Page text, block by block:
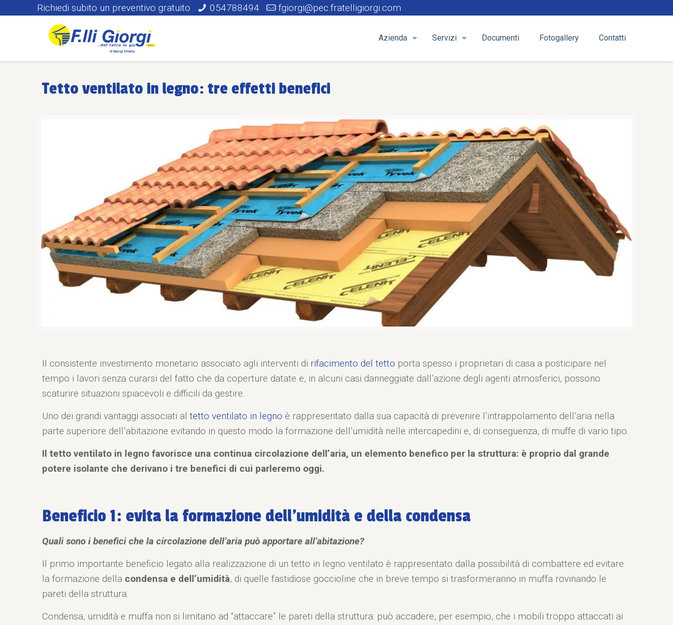
Richiedi subito un preventivo gratuito 054788494 fgiorgi@pec.fratelligiorgi.com
Azienda Servizi Documenti Fotogallery Contatti
Tetto ventilato in legno: tre effetti benefici
Il consistente investimento monetario associato agli interventi di rifacimento del tetto porta spesso i proprietari di casa a posticipare nel
tempo i lavori senza curarsi del fatto che da coperture datate e, in alcuni casi danneggiate dall’azione degli agenti atmosferici, possono
scaturire situazioni spiacevoli e difficili da gestire.
Uno dei grandi vantaggi associati altetto ventilato in legno è rappresentato dalla sua capacità di prevenire l’intrappolamento dell’aria nella
parte superiore dell’abitazione evitando in questo modo la formazione dell’umidità nelle intercapedini e, di conseguenza, di muffe di vario tipo.
Il tetto ventilato in legno favorisce una continua circolazione dell’aria, un elemento benefico per la struttura: è proprio dal grande
potere isolante che derivano i tre benefici di cui parleremo oggi.
Beneficio 1: evita la formazione dell’umidità e della condensa
Quali sono i benefici che la circolazione dell’aria può apportare all’abitazione?
Il primo importante beneficio legato alla realizzazione di un tetto in legno ventilato è rappresentato dalla possibilità di combattere ed evitare
la formazione della condensa e dell’umidità, di quelle fastidiose goccioline che in breve tempo si trasformeranno in muffa rovinando le
pareti della struttura.
Condensa, umidità e muffa non si limitano ad “attaccare” le pareti della struttura: può accadere, per esempio, che i mobili troppo attaccati ai